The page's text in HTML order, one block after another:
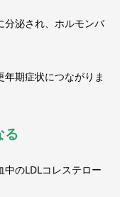
分泌され、ホルモンバ
期症状につながりま
る
のLDLコレステロー